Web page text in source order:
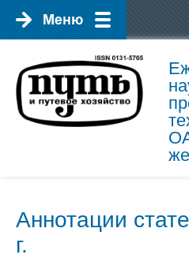
Аннотации
г.